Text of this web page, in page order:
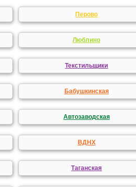
Перово
Люблино
Текстильщики
Бабушкинская
Автозаводская
ВДНХ
Таганская